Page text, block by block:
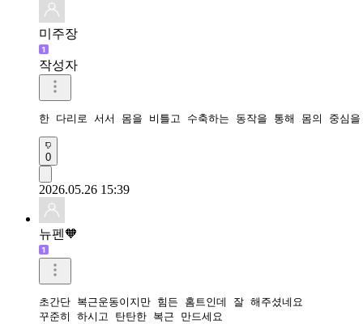
미주장
작성자
한 다리로 서서 몸을 비틀고 수축하는 동작을 통해 몸의 중심
0
2026.05.26 15:39
뉴펜🧡
초간단 복근운동이지만 힘든 홈트인데 잘 해주셨네요
꾸준히 하시고 탄탄한 복근 만드세요